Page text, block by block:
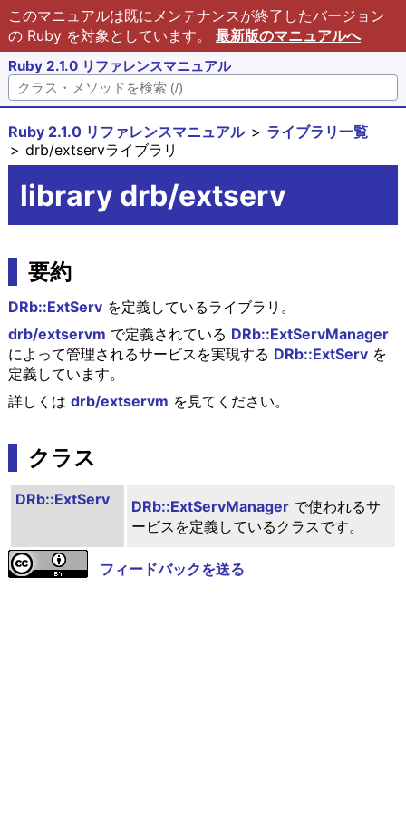
このマニュアルは既にメンテナンスが終了したバージョン
の Ruby を対象としています。 最新版のマニュアルへ
Ruby 2.1.0 リファレンスマニュアル
Ruby 2.1.0 リファレンスマニュアル
ライブラリ一覧
drb/extservライブラリ
library drb/extserv
要約
DRb::ExtServを定義しているライブラリ。
drb/extservm で定義されている DRb::ExtServManager
によって管理されるサービスを実現する DRb::ExtServを
定義しています。
詳しくは drb/extservm を見てください。
クラス
DRb::ExtServ DRb::ExtServManagerで使われるサ
ービスを定義しているクラスです。
フィードバックを送る